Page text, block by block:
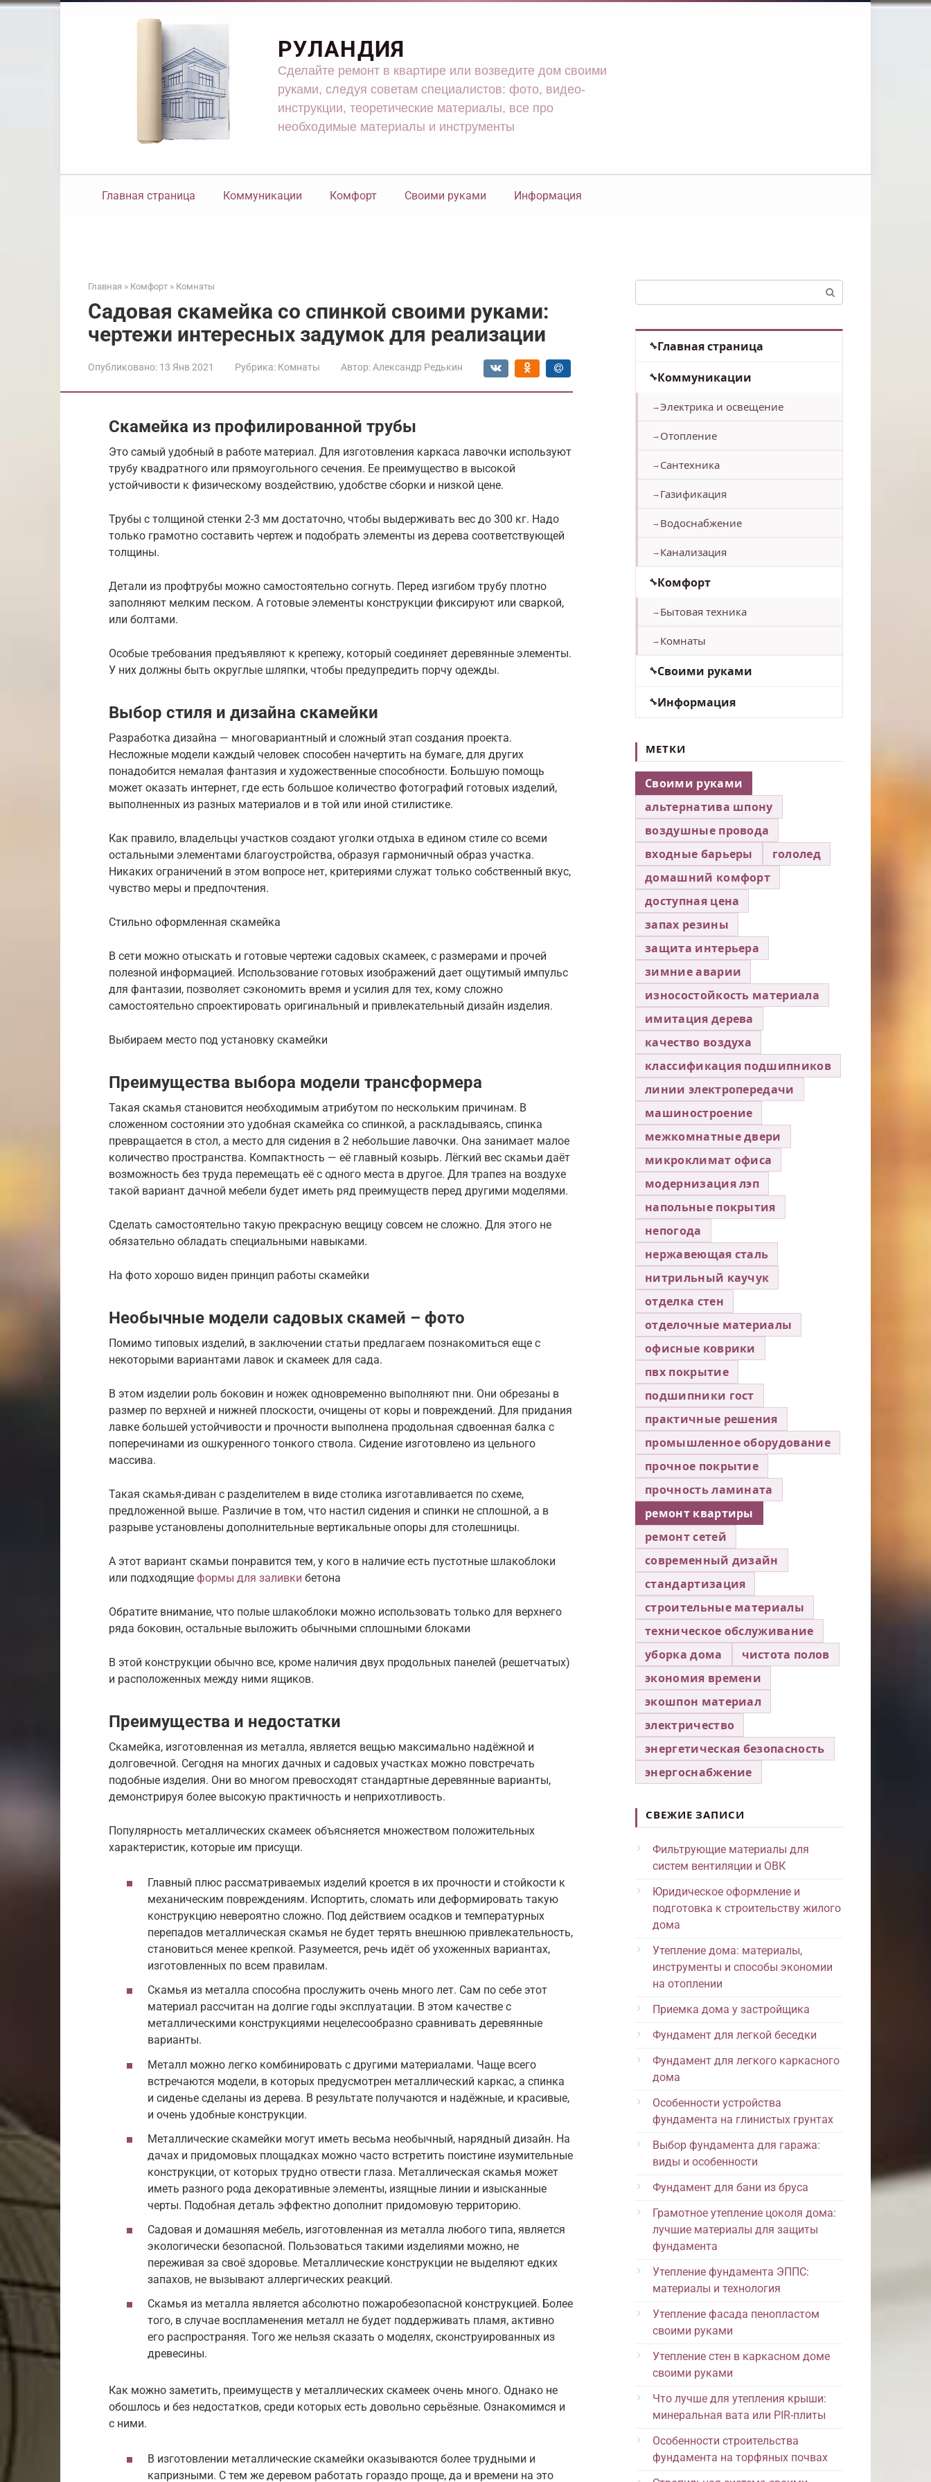
Перейти
РУЛАНДИЯ
Сделайте ремонт в квартире или возведите дом своими
руками, следуя советам специалистов: фото, видео-
инструкции, теоретические материалы, все про
необходимые материалы и инструменты
Главная страница Коммуникации Комфорт Своими руками Информация
Главная » Комфорт » Комнаты
Садовая скамейка со спинкой своими руками:
чертежи интересных задумок для реализации
Опубликовано: 13 Янв 2021 Рубрика: Комнаты Автор: Александр Редькин
Скамейка из профилированной трубы
Это самый удобный в работе материал. Для изготовления каркаса лавочки используют
трубу квадратного или прямоугольного сечения. Ее преимущество в высокой
устойчивости к физическому воздействию, удобстве сборки и низкой цене.
Трубы с толщиной стенки 2-3 мм достаточно, чтобы выдерживать вес до 300 кг. Надо
только грамотно составить чертеж и подобрать элементы из дерева соответствующей
толщины.
Детали из профтрубы можно самостоятельно согнуть. Перед изгибом трубу плотно
заполняют мелким песком. А готовые элементы конструкции фиксируют или сваркой,
или болтами.
Особые требования предъявляют к крепежу, который соединяет деревянные элементы.
У них должны быть округлые шляпки, чтобы предупредить порчу одежды.
Выбор стиля и дизайна скамейки
Разработка дизайна — многовариантный и сложный этап создания проекта.
Несложные модели каждый человек способен начертить на бумаге, для других
понадобится немалая фантазия и художественные способности. Большую помощь
может оказать интернет, где есть большое количество фотографий готовых изделий,
выполненных из разных материалов и в той или иной стилистике.
Как правило, владельцы участков создают уголки отдыха в едином стиле со всеми
остальными элементами благоустройства, образуя гармоничный образ участка.
Никаких ограничений в этом вопросе нет, критериями служат только собственный вкус,
чувство меры и предпочтения.
Стильно оформленная скамейка
В сети можно отыскать и готовые чертежи садовых скамеек, с размерами и прочей
полезной информацией. Использование готовых изображений дает ощутимый импульс
для фантазии, позволяет сэкономить время и усилия для тех, кому сложно
самостоятельно спроектировать оригинальный и привлекательный дизайн изделия.
Выбираем место под установку скамейки
Преимущества выбора модели трансформера
Такая скамья становится необходимым атрибутом по нескольким причинам. В
сложенном состоянии это удобная скамейка со спинкой, а раскладываясь, спинка
превращается в стол, а место для сидения в 2 небольшие лавочки. Она занимает малое
количество пространства. Компактность — её главный козырь. Лёгкий вес скамьи даёт
возможность без труда перемещать её с одного места в другое. Для трапез на воздухе
такой вариант дачной мебели будет иметь ряд преимуществ перед другими моделями.
Сделать самостоятельно такую прекрасную вещицу совсем не сложно. Для этого не
обязательно обладать специальными навыками.
На фото хорошо виден принцип работы скамейки
Необычные модели садовых скамей – фото
Помимо типовых изделий, в заключении статьи предлагаем познакомиться еще с
некоторыми вариантами лавок и скамеек для сада.
В этом изделии роль боковин и ножек одновременно выполняют пни. Они обрезаны в
размер по верхней и нижней плоскости, очищены от коры и повреждений. Для придания
лавке большей устойчивости и прочности выполнена продольная сдвоенная балка с
поперечинами из ошкуренного тонкого ствола. Сидение изготовлено из цельного
массива.
Такая скамья-диван с разделителем в виде столика изготавливается по схеме,
предложенной выше. Различие в том, что настил сидения и спинки не сплошной, а в
разрыве установлены дополнительные вертикальные опоры для столешницы.
А этот вариант скамьи понравится тем, у кого в наличие есть пустотные шлакоблоки
или подходящие формы для заливки бетона
Обратите внимание, что полые шлакоблоки можно использовать только для верхнего
ряда боковин, остальные выложить обычными сплошными блоками
В этой конструкции обычно все, кроме наличия двух продольных панелей (решетчатых)
и расположенных между ними ящиков.
Преимущества и недостатки
Скамейка, изготовленная из металла, является вещью максимально надёжной и
долговечной. Сегодня на многих дачных и садовых участках можно повстречать
подобные изделия. Они во многом превосходят стандартные деревянные варианты,
демонстрируя более высокую практичность и неприхотливость.
Популярность металлических скамеек объясняется множеством положительных
характеристик, которые им присущи.
Главный плюс рассматриваемых изделий кроется в их прочности и стойкости к
механическим повреждениям. Испортить, сломать или деформировать такую
конструкцию невероятно сложно. Под действием осадков и температурных
перепадов металлическая скамья не будет терять внешнюю привлекательность,
становиться менее крепкой. Разумеется, речь идёт об ухоженных вариантах,
изготовленных по всем правилам.
Скамья из металла способна прослужить очень много лет. Сам по себе этот
материал рассчитан на долгие годы эксплуатации. В этом качестве с
металлическими конструкциями нецелесообразно сравнивать деревянные
варианты.
Металл можно легко комбинировать с другими материалами. Чаще всего
встречаются модели, в которых предусмотрен металлический каркас, а спинка
и сиденье сделаны из дерева. В результате получаются и надёжные, и красивые,
и очень удобные конструкции.
Металлические скамейки могут иметь весьма необычный, нарядный дизайн. На
дачах и придомовых площадках можно часто встретить поистине изумительные
конструкции, от которых трудно отвести глаза. Металлическая скамья может
иметь разного рода декоративные элементы, изящные линии и изысканные
черты. Подобная деталь эффектно дополнит придомовую территорию.
Садовая и домашняя мебель, изготовленная из металла любого типа, является
экологически безопасной. Пользоваться такими изделиями можно, не
переживая за своё здоровье. Металлические конструкции не выделяют едких
запахов, не вызывают аллергических реакций.
Скамья из металла является абсолютно пожаробезопасной конструкцией. Более
того, в случае воспламенения металл не будет поддерживать пламя, активно
его распространяя. Того же нельзя сказать о моделях, сконструированных из
древесины.
Как можно заметить, преимуществ у металлических скамеек очень много. Однако не
обошлось и без недостатков, среди которых есть довольно серьёзные. Ознакомимся и
с ними.
В изготовлении металлические скамейки оказываются более трудными и
капризными. С тем же деревом работать гораздо проще, да и времени на это
Главная страница
Коммуникации
Электрика и освещение
Отопление
Сантехника
Газификация
Водоснабжение
Канализация
Комфорт
Бытовая техника
Комнаты
Своими руками
Информация
МЕТКИ
Своими руками
альтернатива шпону
воздушные провода
входные барьеры
гололед
домашний комфорт
доступная цена
запах резины
защита интерьера
зимние аварии
износостойкость материала
имитация дерева
качество воздуха
классификация подшипников
линии электропередачи
машиностроение
межкомнатные двери
микроклимат офиса
модернизация лэп
напольные покрытия
непогода
нержавеющая сталь
нитрильный каучук
отделка стен
отделочные материалы
офисные коврики
пвх покрытие
подшипники гост
практичные решения
промышленное оборудование
прочное покрытие
прочность ламината
ремонт квартиры
ремонт сетей
современный дизайн
стандартизация
строительные материалы
техническое обслуживание
уборка дома
чистота полов
экономия времени
экошпон материал
электричество
энергетическая безопасность
энергоснабжение
СВЕЖИЕ ЗАПИСИ
Фильтрующие материалы для
систем вентиляции и ОВК
Юридическое оформление и
подготовка к строительству жилого
дома
Утепление дома: материалы,
инструменты и способы экономии
на отоплении
Приемка дома у застройщика
Фундамент для легкой беседки
Фундамент для легкого каркасного
дома
Особенности устройства
фундамента на глинистых грунтах
Выбор фундамента для гаража:
виды и особенности
Фундамент для бани из бруса
Грамотное утепление цоколя дома:
лучшие материалы для защиты
фундамента
Утепление фундамента ЭППС:
материалы и технология
Утепление фасада пенопластом
своими руками
Утепление стен в каркасном доме
своими руками
Что лучше для утепления крыши:
минеральная вата или PIR-плиты
Особенности строительства
фундамента на торфяных почвах